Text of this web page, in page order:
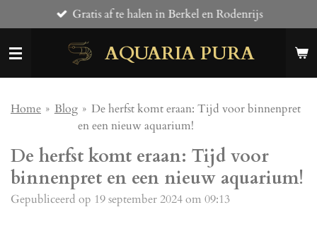
direct
naar
AQUARIA PURA
Gratis af te halen in Berkel en Rodenrijs
Home » Blog » De herfst komt eraan: Tijd voor binnenpret
en een nieuw aquarium!
De herfst komt eraan: Tijd voor
binnenpret en een nieuw aquarium!
Gepubliceerd op 19 september 2024 om 09:13